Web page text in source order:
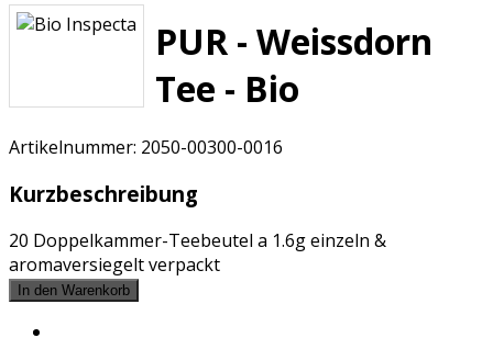
PUR - Weissdorn
Tee - Bio
Artikelnummer: 2050-00300-0016
Kurzbeschreibung
20 Doppelkammer-Teebeutel a 1.6g einzeln &
aromaversiegelt verpackt